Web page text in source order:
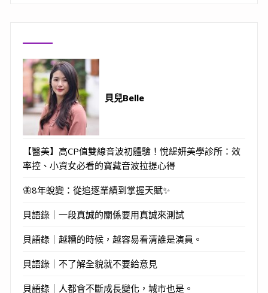
貝兒Belle
【醫美】高CP值雙線音波初體驗！悅緹妍美學診所：效
率控、小資女必看的寶藏音波拉提心得
🦋8年蛻變：從追逐業績到掌握天賦✨
貝語錄｜一段真誠的關係要用真誠來測試
貝語錄｜越糟的時候，越容易看清誰是演員。
貝語錄｜不了解全貌就不要給意見
貝語錄｜人都會不斷成長變化，城市也是。